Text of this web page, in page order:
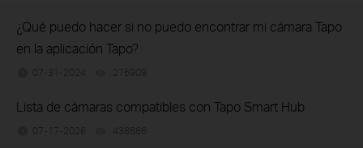
¿Qué puedo hacer si no puedo encontrar mi cámara Tapo
en la aplicación Tapo?
07-31-2024 276909
Lista de cámaras compatibles con Tapo Smart Hub
07-17-2026 438886